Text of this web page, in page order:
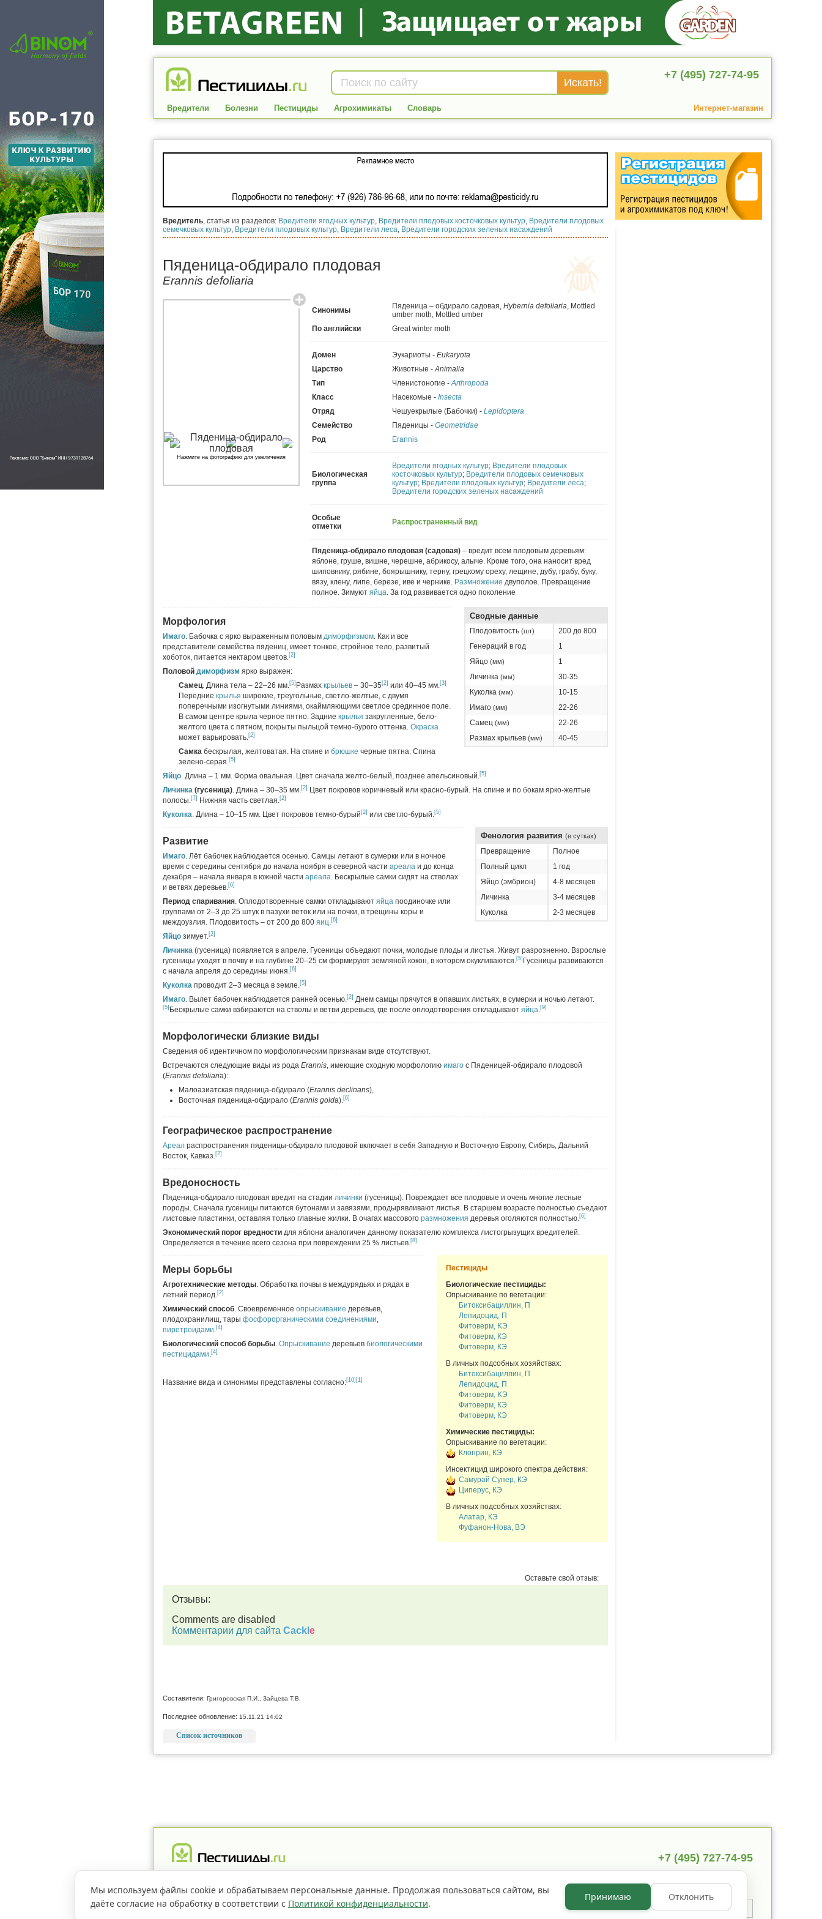
+7 (495) 727-74-95
Вредители Болезни Пестициды Агрохимикаты Словарь Интернет-магазин
Вредитель, статья из разделов: Вредители ягодных культур, Вредители плодовых косточковых культур, Вредители плодовых
семечковых культур, Вредители плодовых культур, Вредители леса, Вредители городских зеленых насаждений
Пяденица-обдирало плодовая
Erannis defoliaria
Синонимы Пяденица – обдирало садовая, Hybernia defoliaria, Mottled
umber moth, Mottled umber
По английски
Great winter moth
Домен Эукариоты - Eukaryota
Царство
Животные -Animalia
Тип
Членистоногие -Arthropoda
Класс
Насекомые - Insecta
Отряд
Чешуекрылые (Бабочки) - Lepidoptera
Семейство
Пяденицы - Geometridae
Род
Erannis
Биологическая
группа
Вредители ягодных культур; Вредители плодовых
косточковых культур; Вредители плодовых семечковых
культур; Вредители плодовых культур; Вредители леса;
Вредители городских зеленых насаждений
Особые
отметки
Распространенный вид
Пяденица-обдирало плодовая (садовая) – вредит всем плодовым деревьям:
яблоне, груше, вишне, черешне, абрикосу, алыче. Кроме того, она наносит вред
шиповнику, рябине, боярышнику, терну, грецкому ореху, лещине, дубу, грабу, буку,
вязу, клену, липе, березе, иве и чернике. Размножение двуполое. Превращение
полное. Зимуют яйца. За год развивается одно поколение
Нажмите на фотографию для увеличения
Сводные данные
Плодовитость (шт)
200 до 800
Генераций в год
1
Яйцо (мм)
1
Личинка (мм)
30-35
Куколка (мм)
10-15
Имаго (мм)
22-26
Самец (мм)
22-26
Размах крыльев (мм) 40-45
Морфология
Имаго. Бабочка с ярко выраженным половым диморфизмом. Как и все
представители семейства пядениц, имеет тонкое, стройное тело, развитый
хоботок, питается нектаром цветов.[2]
Половой диморфизм ярко выражен:
Самец. Длина тела – 22–26 мм.[5] Размах крыльев – 30–35 [2] или 40–45 мм.[3]
Передние крылья широкие, треугольные, светло-желтые, с двумя
поперечными изогнутыми линиями, окаймляющими светлое срединное поле.
В самом центре крыла черное пятно. Задние крылья закругленные, бело-
желтого цвета с пятном, покрыты пыльцой темно-бурого оттенка. Окраска
может варьировать.[2]
Самка бескрылая, желтоватая. На спине и брюшке черные пятна. Спина
зелено-серая.[5]
Яйцо. Длина – 1 мм. Форма овальная. Цвет сначала желто-белый, позднее апельсиновый.[5]
Личинка (гусеница). Длина – 30–35 мм.[2]
Цвет покровов коричневый или красно-бурый. На спине и по бокам ярко-желтые
полосы.[7] Нижняя часть светлая.[2]
Куколка. Длина – 10–15 мм. Цвет покровов темно-бурый [2] или светло-бурый.[5]
Фенология развития (в сутках)
Превращение
Полное
Полный цикл
1 год
Яйцо (эмбрион)
4-8 месяцев
Личинка
3-4 месяцев
Куколка
2-3 месяцев
Развитие
Имаго. Лёт бабочек наблюдается осенью. Самцы летают в сумерки или в ночное
время с середины сентября до начала ноября в северной части ареала и до конца
декабря – начала января в южной части ареала. Бескрылые самки сидят на стволах
и ветвях деревьев.[6]
Период спаривания. Оплодотворенные самки откладывают яйца поодиночке или
группами от 2–3 до 25 штук в пазухи веток или на почки, в трещины коры и
междоузлия. Плодовитость – от 200 до 800 яиц.[6]
Яйцо зимует.[2]
Личинка (гусеница) появляется в апреле. Гусеницы объедают почки, молодые плоды и листья. Живут разрозненно. Взрослые
гусеницы уходят в почву и на глубине 20–25 см формируют земляной кокон, в котором окукливаются.[5] Гусеницы развиваются
с начала апреля до середины июня.[6]
Куколка проводит 2–3 месяца в земле.[5]
Имаго. Вылет бабочек наблюдается ранней осенью.[2] Днем самцы прячутся в опавших листьях, в сумерки и ночью летают.
[5] Бескрылые самки взбираются на стволы и ветви деревьев, где после оплодотворения откладывают яйца.[9]
Морфологически близкие виды
Сведения об идентичном по морфологическим признакам виде отсутствуют.
Встречаются следующие виды из рода Erannis, имеющие сходную морфологию имаго с Пяденицей-обдирало плодовой
(Erannis defoliaria):
Малоазиатская пяденица-обдирало (Erannis declinans),
Восточная пяденица-обдирало (Erannis golda).[6]
Географическое распространение
Ареал распространения пяденицы-обдирало плодовой включает в себя Западную и Восточную Европу, Сибирь, Дальний
Восток, Кавказ.[2]
Вредоносность
Пяденица-обдирало плодовая вредит на стадии личинки (гусеницы). Повреждает все плодовые и очень многие лесные
породы. Сначала гусеницы питаются бутонами и завязями, продырявливают листья. В старшем возрасте полностью съедают
листовые пластинки, оставляя только главные жилки. В очагах массового размножения деревья оголяются полностью.[6]
Экономический порог вредности для яблони аналогичен данному показателю комплекса листогрызущих вредителей.
Определяется в течение всего сезона при повреждении 25 % листьев.[8]
Пестициды
Биологические пестициды:
Опрыскивание по вегетации:
Битоксибациллин, П
Лепидоцид, П
Фитоверм, KЭ
Фитоверм, КЭ
Фитоверм, КЭ
В личных подсобных хозяйствах:
Битоксибациллин, П
Лепидоцид, П
Фитоверм, KЭ
Фитоверм, КЭ
Фитоверм, КЭ
Химические пестициды:
Опрыскивание по вегетации:
Клонрин, КЭ
Инсектицид широкого спектра действия:
Самурай Супер, КЭ
Циперус, КЭ
В личных подсобных хозяйствах:
Алатар, КЭ
Фуфанон-Нова, ВЭ
Меры борьбы
Агротехнические методы. Обработка почвы в междурядьях и рядах в
летний период.[2]
Химический способ. Своевременное опрыскивание деревьев,
плодохранилищ, тары фосфорорганическими соединениями,
пиретроидами.[4]
Биологический способ борьбы. Опрыскивание деревьев биологическими
пестицидами.[4]
Название вида и синонимы представлены согласно:[10] [1]
Оставьте свой отзыв:
Отзывы:
Comments are disabled
Комментарии для сайта Cackl e
Составители: Григоровская П.И., Зайцева Т.В.
Последнее обновление: 15.11.21 14:02
Список источников
+7 (495) 727-74-95
Если не указано иное, содержимое
страницы сайта доступно по лицензииCC BY NC 3.0.
Мы используем файлы cookie и обрабатываем персональные данные. Продолжая пользоваться сайтом, вы
даёте согласие на обработку в соответствии с Политикой конфиденциальности.
Принимаю Отклонить